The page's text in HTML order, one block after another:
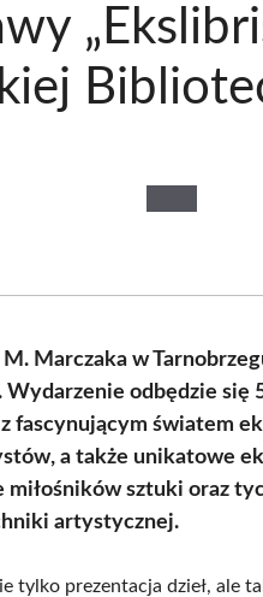
Marczaka w
odbędzie się
z fascynującym światem
a także unikatowe
miłośników sztuki oraz
artystycznej.
tylko prezentacja dzieł, ale